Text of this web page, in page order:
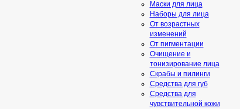
Маски для лица
Наборы для лица
От возрастных
изменений
От пигментации
Очищение и
тонизирование лица
Скрабы и пилинги
Средcтва для губ
Средства для
чувствительной кожи